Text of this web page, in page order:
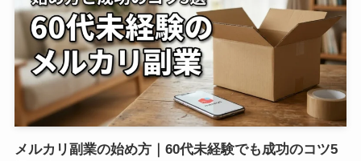
メルカリ副業の始め方｜60代未経験でも成功のコツ5